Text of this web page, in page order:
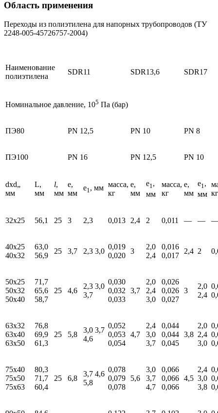
Область применения
Переходы из полиэтилена для напорных трубопроводов (ТУ
2248-005-45726757-2004)
Наименование
полиэтилена
SDR11 SDR13,6 SDR17
Номинальное давление, 105 Па (бар)
ПЭ80 PN 12,5 PN 10 PN 8
ПЭ100 PN 16 PN 12,5 PN 10
dxd„
мм
L,
мм
l,
мм
e,
мм
e1 , мм масса,
кг
e,
мм
e1 ,
мм
масса,
кг
e,
мм
e1 ,
мм
32x25 56,1 25 3 2,3 0,013 2,4 2 0,011 — —
40x25
40x32
63,0
56,9
25 3,7 2,3 3,0
0,019
0,020
3
2,0
2,4
0,016
0,017
2,4 2
50x25
50x32
50x40
71,7
65,6
58,7
25 4,6
2,3 3,0
3,7
0,030
0,032
0,033
3,7
2,0
2,4
3,0
0,026
0,026
0,027
3
2,0
2,4
63x32
63x40
63x50
76,8
69,9
61,3
25 5,8
3,0 3,7
4,6
0,052
0,053
0,054
4,7
2,4
3,0
3,7
0,044
0,044
0,045
3,8
2,0
2,4
3,0
75x40
75x50
75x63
80,3
71,7
60,4
25 6,8
3,7 4,6
5,8
0,078
0,079
0,078
5,6
3,0
3,7
4,7
0,066
0,066
0,066
4,5
2,4
3,0
3,8